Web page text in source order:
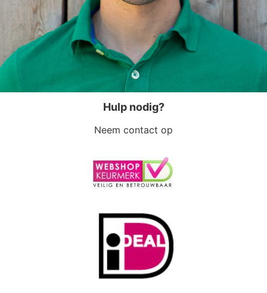
Hulp nodig?
Neem contact op